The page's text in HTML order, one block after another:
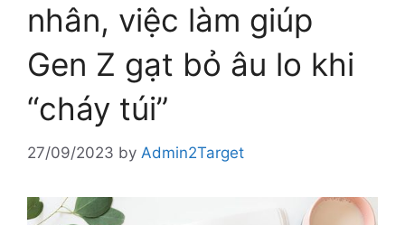
nhân, việc làm giúp
Gen Z gạt bỏ âu lo khi
“cháy túi”
27/09/2023 by Admin2Target